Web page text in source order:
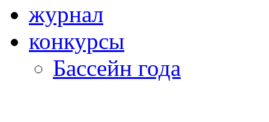
журнал
конкурсы
Бассейн года